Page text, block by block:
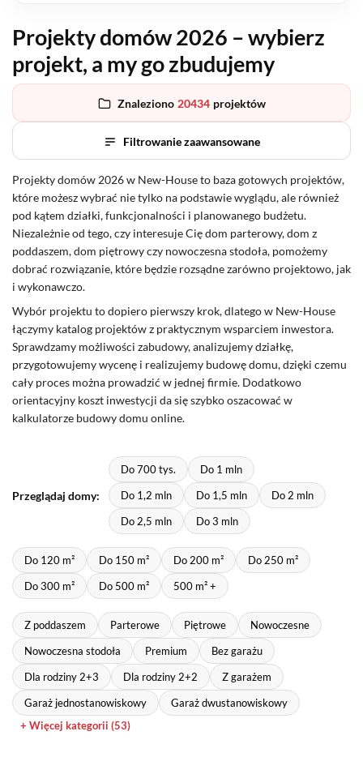
Projekty domów 2026 – wybierz
projekt, a my go zbudujemy
Znaleziono 20434 projektów
Filtrowanie zaawansowane
Projekty domów 2026 w New-House to baza gotowych projektów,
które możesz wybrać nie tylko na podstawie wyglądu, ale również
pod kątem działki, funkcjonalności i planowanego budżetu.
Niezależnie od tego, czy interesuje Cię dom parterowy, dom z
poddaszem, dom piętrowy czy nowoczesna stodoła, pomożemy
dobrać rozwiązanie, które będzie rozsądne zarówno projektowo, jak
i wykonawczo.
Wybór projektu to dopiero pierwszy krok, dlatego w New-House
łączymy katalog projektów z praktycznym wsparciem inwestora.
Sprawdzamy możliwości zabudowy, analizujemy działkę,
przygotowujemy wycenę i realizujemy budowę domu, dzięki czemu
cały proces można prowadzić w jednej firmie. Dodatkowo
orientacyjny koszt inwestycji da się szybko oszacować w
kalkulatorze budowy domu online.
Przeglądaj domy:
Do 700 tys.
Do 1 mln
Do 1,2 mln
Do 1,5 mln
Do 2 mln
Do 2,5 mln
Do 3 mln
Do 120 m² Do 150 m² Do 200 m²
Do 250 m²
Do 300 m²
Do 500 m² 500 m² +
Z poddaszem Parterowe Piętrowe
Nowoczesne
Nowoczesna stodoła
Premium
Bez garażu
Dla rodziny 2+3
Dla rodziny 2+2
Z garażem
Garaż jednostanowiskowy
Garaż dwustanowiskowy
+ Więcej kategorii (53)